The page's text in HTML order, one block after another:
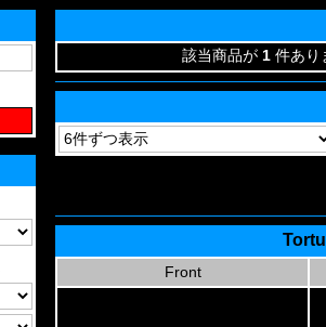
該当商品が 1 件あり
Front